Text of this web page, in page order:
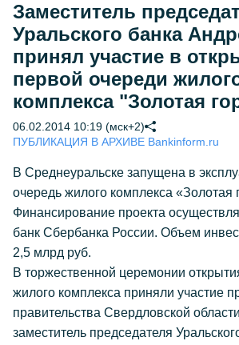
Заместитель
Уральского банка
принял участие в
первой очереди
комплекса "Золотая
06.02.2014 10:19 (мск+2)
ПУБЛИКАЦИЯ В АРХИВЕ Bankinform.ru
В Среднеуральске запущена в
очередь жилого комплекса «Золотая
Финансирование проекта
банк Сбербанка России. Объем
2,5 млрд руб.
В торжественной церемонии
жилого комплекса приняли участие
правительства Свердловской
заместитель председателя